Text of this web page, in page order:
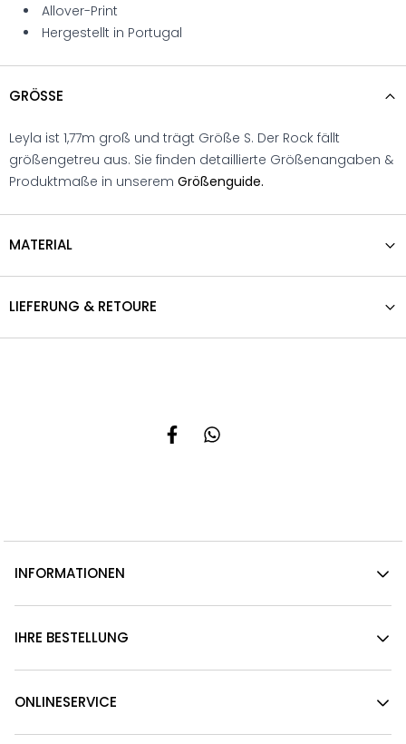
Allover-Print
Hergestellt in Portugal
GRÖSSE
Leyla ist 1,77m groß und trägt Größe S. Der Rock fällt
größengetreu aus. Sie finden detaillierte Größenangaben &
Produktmaße in unserem Größenguide.
MATERIAL
LIEFERUNG & RETOURE
INFORMATIONEN
IHRE BESTELLUNG
ONLINESERVICE